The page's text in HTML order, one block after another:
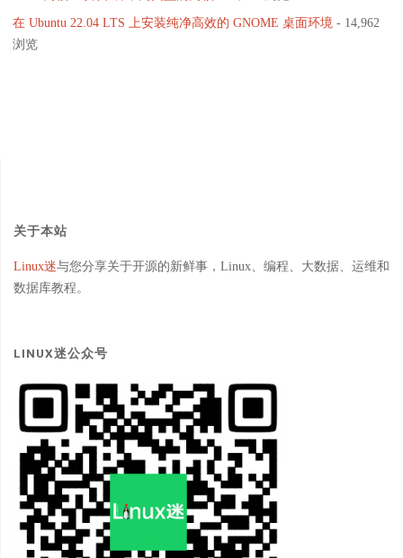
在 Ubuntu 22.04 LTS 上安装纯净高效的 GNOME 桌面环境 - 14,962
浏览
关于本站
Linux迷与您分享关于开源的新鲜事，Linux、编程、大数据、运维和
数据库教程。
LINUX迷公众号